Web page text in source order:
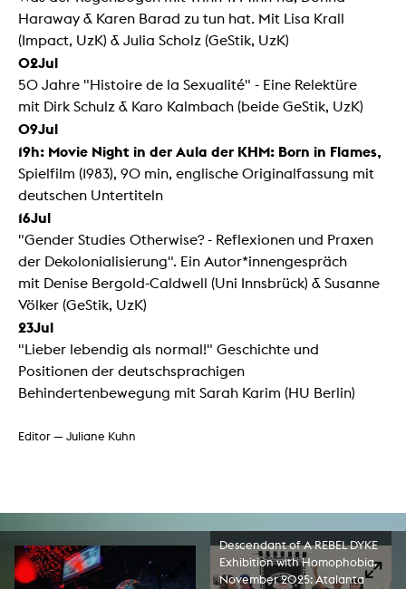
Haraway & Karen Barad zu tun hat. Mit Lisa Krall
(Impact, UzK) & Julia Scholz (GeStik, UzK)
02Jul
50 Jahre "Histoire de la Sexualité" - Eine Relektüre
mit Dirk Schulz & Karo Kalmbach (beide GeStik, UzK)
09Jul
19h: Movie Night in der Aula der KHM: Born in Flames,
Spielfilm (1983), 90 min, englische Originalfassung mit
deutschen Untertiteln
16Jul
"Gender Studies Otherwise? - Reflexionen und Praxen
der Dekolonialisierung". Ein Autor*innengespräch
mit Denise Bergold-Caldwell (Uni Innsbrück) & Susanne
Völker (GeStik, UzK)
23Jul
"Lieber lebendig als normal!" Geschichte und
Positionen der deutschsprachigen
Behindertenbewegung mit Sarah Karim (HU Berlin)
Editor — Juliane Kuhn
Descendant of A REBEL DYKE
Exhibition with Homophobia,
November 2025: Atalanta